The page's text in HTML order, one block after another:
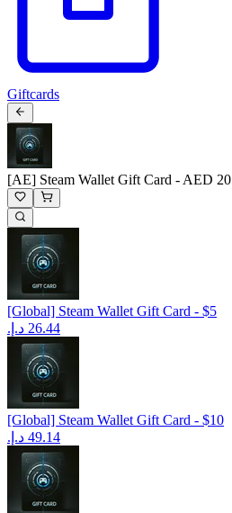
Giftcards
[AE] Steam Wallet Gift Card - AED 20
[Global] Steam Wallet Gift Card - $5
[Global] Steam Wallet Gift Card - $10